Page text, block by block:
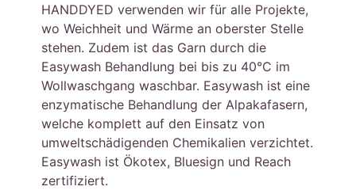
HANDDYED verwenden wir für alle Projekte,
wo Weichheit und Wärme an oberster Stelle
stehen. Zudem ist das Garn durch die
Easywash Behandlung bei bis zu 40°C im
Wollwaschgang waschbar. Easywash ist eine
enzymatische Behandlung der Alpakafasern,
welche komplett auf den Einsatz von
umweltschädigenden Chemikalien verzichtet.
Easywash ist Ökotex, Bluesign und Reach
zertifiziert.